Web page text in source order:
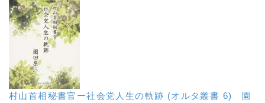
村山首相秘書官ー社会党人生の軌跡 (オルタ叢書 6) 園